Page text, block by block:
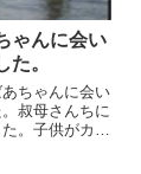
ゃんに会い
た。
ちゃんに会い
叔母さんちに
。子供がカメ